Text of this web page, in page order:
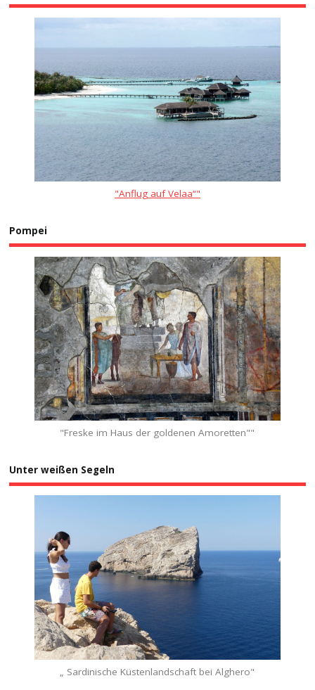
"Anflug auf Velaa“"
Pompei
"Freske im Haus der goldenen Amoretten""
Unter weißen Segeln
„ Sardinische Küstenlandschaft bei Alghero"